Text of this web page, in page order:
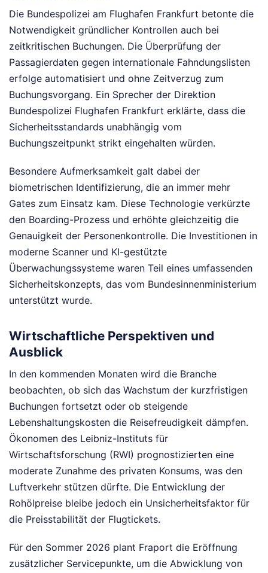
Die Bundespolizei am Flughafen Frankfurt betonte die
Notwendigkeit gründlicher Kontrollen auch bei
zeitkritischen Buchungen. Die Überprüfung der
Passagierdaten gegen internationale Fahndungslisten
erfolge automatisiert und ohne Zeitverzug zum
Buchungsvorgang. Ein Sprecher der Direktion
Bundespolizei Flughafen Frankfurt erklärte, dass die
Sicherheitsstandards unabhängig vom
Buchungszeitpunkt strikt eingehalten würden.
Besondere Aufmerksamkeit galt dabei der
biometrischen Identifizierung, die an immer mehr
Gates zum Einsatz kam. Diese Technologie verkürzte
den Boarding-Prozess und erhöhte gleichzeitig die
Genauigkeit der Personenkontrolle. Die Investitionen in
moderne Scanner und KI-gestützte
Überwachungssysteme waren Teil eines umfassenden
Sicherheitskonzepts, das vom Bundesinnenministerium
unterstützt wurde.
Wirtschaftliche Perspektiven und
Ausblick
In den kommenden Monaten wird die Branche
beobachten, ob sich das Wachstum der kurzfristigen
Buchungen fortsetzt oder ob steigende
Lebenshaltungskosten die Reisefreudigkeit dämpfen.
Ökonomen des Leibniz-Instituts für
Wirtschaftsforschung (RWI) prognostizierten eine
moderate Zunahme des privaten Konsums, was den
Luftverkehr stützen dürfte. Die Entwicklung der
Rohölpreise bleibe jedoch ein Unsicherheitsfaktor für
die Preisstabilität der Flugtickets.
Für den Sommer 2026 plant Fraport die Eröffnung
zusätzlicher Servicepunkte, um die Abwicklung von